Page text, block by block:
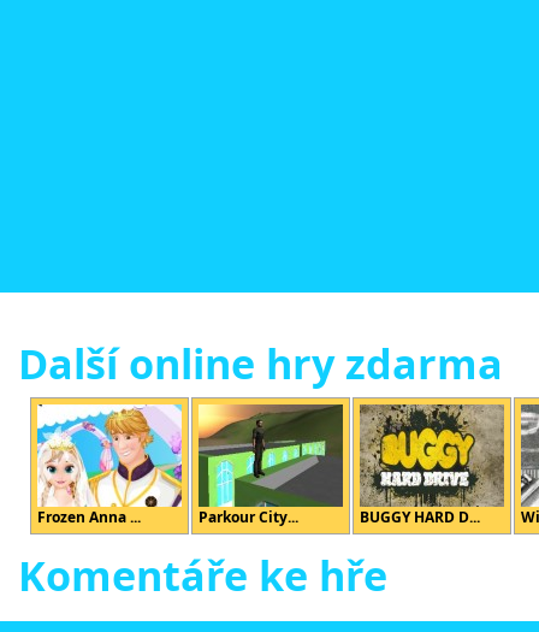
Další online hry zdarma
Frozen Anna ... Parkour City... BUGGY HARD D...
Komentáře ke hře